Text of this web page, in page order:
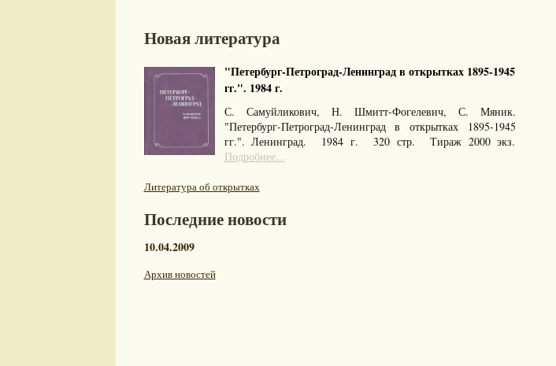
Новая литература
"Петербург-Петроград-Ленинград в открытках 1895-1945
гг.". 1984 г.
С. Самуйликович, Н. Шмитт-Фогелевич, С. Мяник.
"Петербург-Петроград-Ленинград в открытках 1895-1945
гг.". Ленинград. 1984 г. 320 стр. Тираж 2000 экз.
Подробнее...
Литература об открытках
Последние новости
10.04.2009
Архив новостей